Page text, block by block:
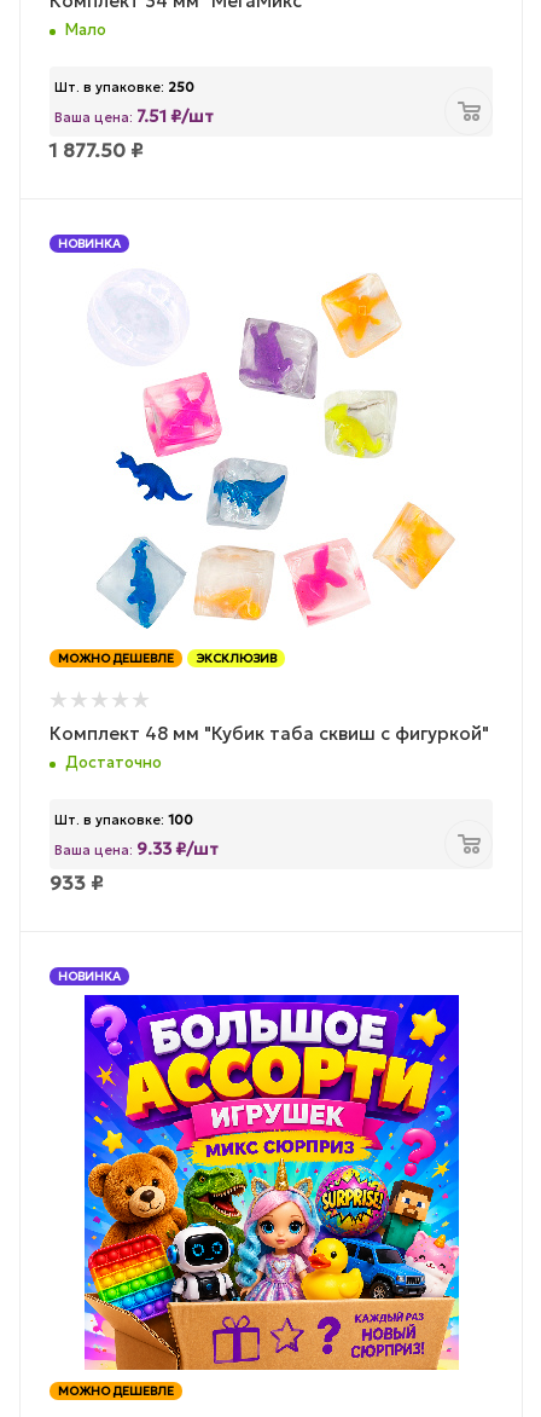
Мало
Шт. в упаковке: 250
Ваша цена: 7.51 ₽/шт
1 877.50 ₽
НОВИНКА
МОЖНО ДЕШЕВЛЕ ЭКСКЛЮЗИВ
Комплект 48 мм "Кубик таба сквиш с фигуркой"
Достаточно
Шт. в упаковке: 100
Ваша цена: 9.33 ₽/шт
933 ₽
НОВИНКА
МОЖНО ДЕШЕВЛЕ